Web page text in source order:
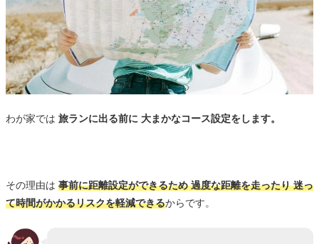
「キャナルシティー博多」を通過
「ドーミーインPREMIUM 博多キャナルシティ
前」でゴール
「中洲周遊コース」ランニング計測データまとめ
平均ペース: 8分11秒/km
消費カロリー: 30代男性 計測できず/40代女性
わが家では 旅ランに出る前に 大まかなコース設定をします。
その理由は 事前に距離設定ができるため 過度な距離を走ったり 迷っ
て時間がかかるリスクを軽減できるからです。